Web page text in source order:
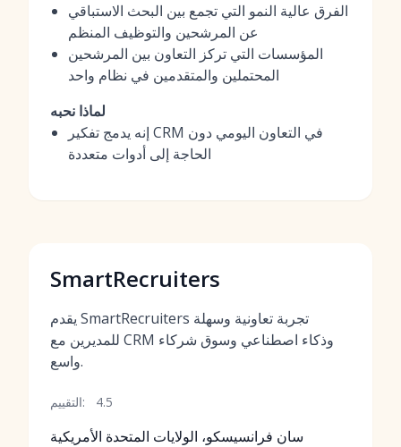
الفرق عالية النمو التي تجمع بين البحث الاستباقي
عن المرشحين والتوظيف المنظم
المؤسسات التي تركز التعاون بين المرشحين
المحتملين والمتقدمين في نظام واحد
لماذا نحبه
إنه يدمج تفكير CRM في التعاون اليومي دون
الحاجة إلى أدوات متعددة
SmartRecruiters
يقدم SmartRecruiters تجربة تعاونية وسهلة
للمديرين مع CRM وذكاء اصطناعي وسوق شركاء
واسع.
التقييم: 4.5
سان فرانسيسكو، الولايات المتحدة الأمريكية